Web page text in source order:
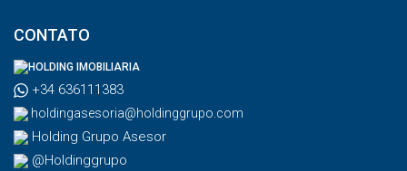
CONTATO
HOLDING IMOBILIARIA
+34 636111383
holdingasesoria@holdinggrupo.com
Holding Grupo Asesor
@Holdinggrupo